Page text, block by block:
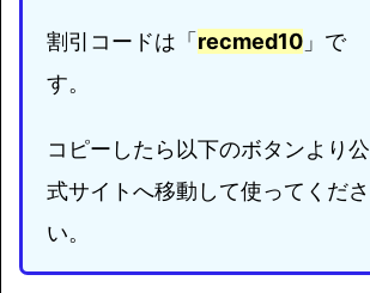
割引コードは「 recmed10 」で
す。
コピーしたら以下のボタンより公
式サイトへ移動して使ってくださ
い。